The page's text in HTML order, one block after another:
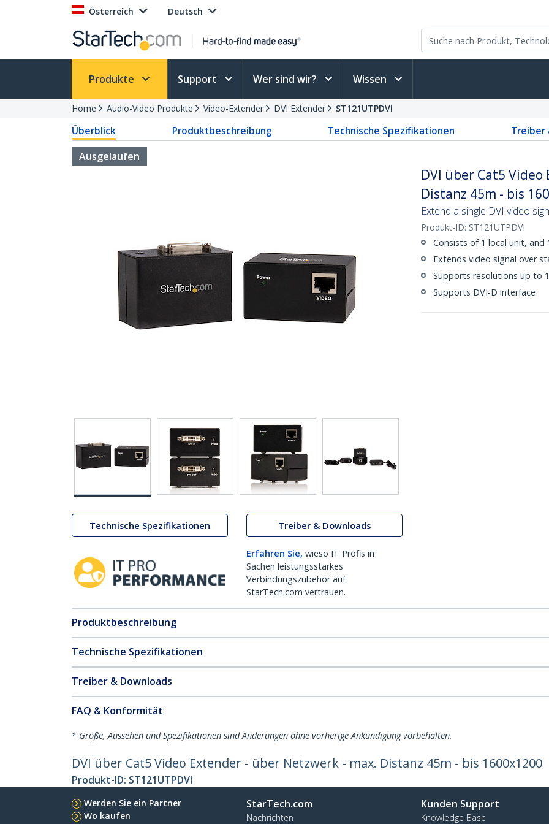
Österreich Deutsch
Produkte Support Wer sind wir? Wissen
Home Audio-Video Produkte Video-Extender DVI Extender ST121UTPDVI
Überblick Produktbeschreibung Technische Spezifikationen Treiber
Ausgelaufen
Technische Spezifikationen Treiber & Downloads
Erfahren Sie, wieso IT Profis in
Sachen leistungsstarkes
Verbindungszubehör auf
StarTech.com vertrauen.
DVI über Cat5
Distanz 45m - bis
Extend a single DVI video
Produkt-ID: ST121UTPDVI
Consists of 1 local unit,
Extends video signal over
Supports resolutions up to
Supports DVI-D interface
Produktbeschreibung
Technische Spezifikationen
Treiber & Downloads
FAQ & Konformität
* Größe, Aussehen und Spezifikationen sind Änderungen ohne vorherige Ankündigung vorbehalten.
DVI über Cat5 Video Extender - über Netzwerk - max. Distanz 45m - bis 1600x1200
Produkt-ID: ST121UTPDVI
Werden Sie ein Partner
Wo kaufen
StarTech.com
Nachrichten
Kunden Support
Knowledge Base